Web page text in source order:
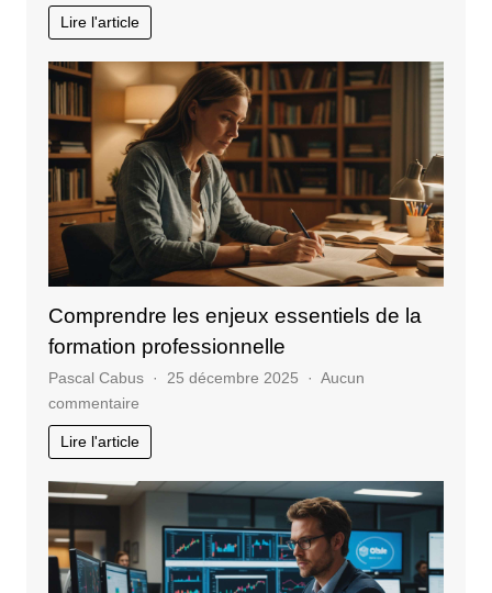
essentiels
surveiller
pour
un
site
web
Lire l'article
Comprendre les enjeux essentiels de la
formation professionnelle
Pascal Cabus 25 décembre 2025
Aucun
commentairesur
Comprendre
les
enjeux
de
formation
Lire l'article